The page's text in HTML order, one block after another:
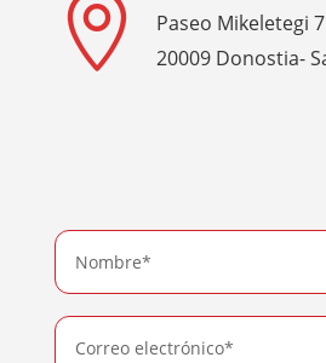

Paseo Mikeletegi
20009 Donostia-